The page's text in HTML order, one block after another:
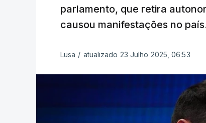
parlamento, que retira
causou manifestações no
Lusa / atualizado 23 Julho 2025, 06:53